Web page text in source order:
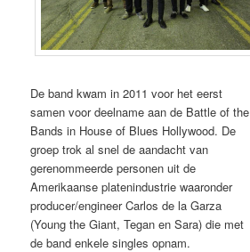
De band kwam in 2011 voor het eerst
samen voor deelname aan de Battle of the
Bands in House of Blues Hollywood. De
groep trok al snel de aandacht van
gerenommeerde personen uit de
Amerikaanse platenindustrie waaronder
producer/engineer Carlos de la Garza
(Young the Giant, Tegan en Sara) die met
de band enkele singles opnam.